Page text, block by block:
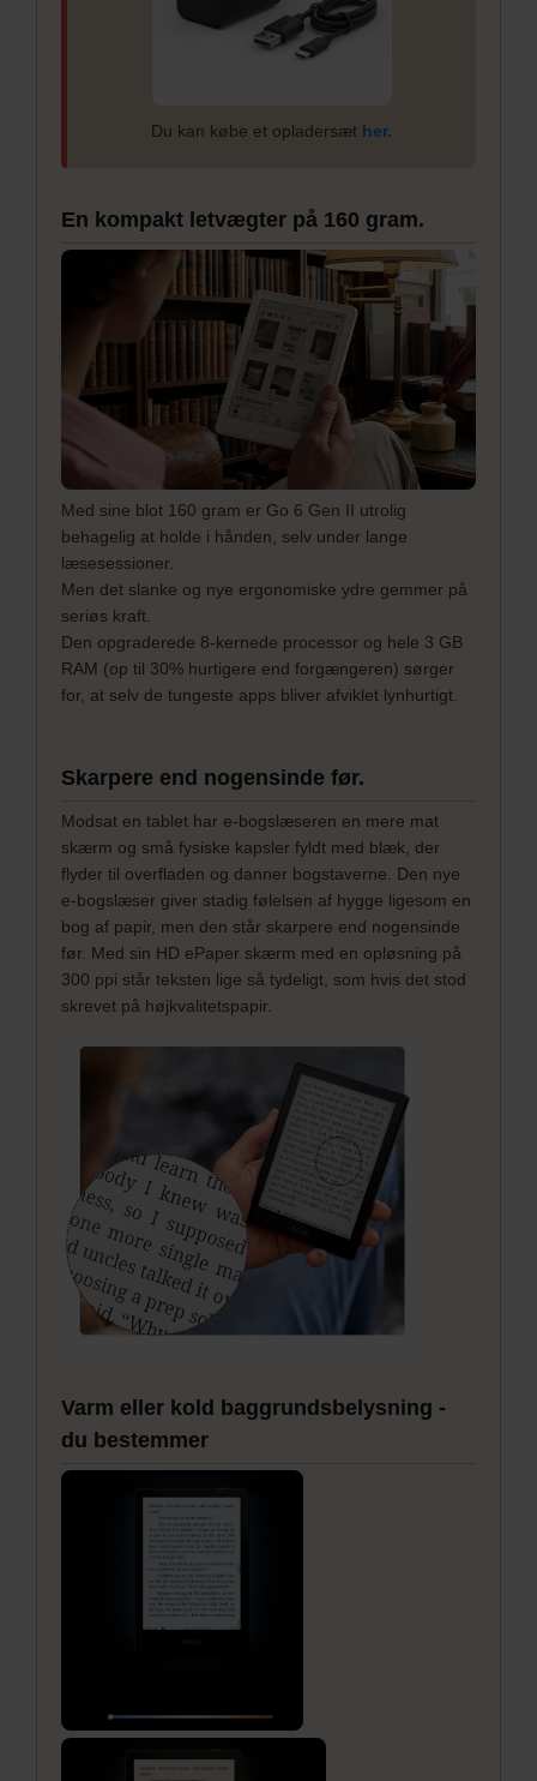
Du kan købe et opladersæt her.
En kompakt letvægter på 160 gram.
Med sine blot 160 gram er Go 6 Gen II utrolig
behagelig at holde i hånden, selv under lange
læsesessioner.
Men det slanke og nye ergonomiske ydre gemmer på
seriøs kraft.
Den opgraderede 8-kernede processor og hele 3 GB
RAM (op til 30% hurtigere end forgængeren) sørger
for, at selv de tungeste apps bliver afviklet lynhurtigt.
Skarpere end nogensinde før.
Modsat en tablet har e-bogslæseren en mere mat
skærm og små fysiske kapsler fyldt med blæk, der
flyder til overfladen og danner bogstaverne. Den nye
e-bogslæser giver stadig følelsen af hygge ligesom en
bog af papir, men den står skarpere end nogensinde
før. Med sin HD ePaper skærm med en opløsning på
300 ppi står teksten lige så tydeligt, som hvis det stod
skrevet på højkvalitetspapir.
Varm eller kold baggrundsbelysning -
du bestemmer